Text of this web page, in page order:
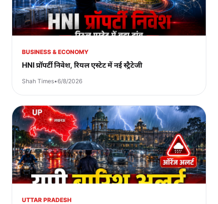
BUSINESS & ECONOMY
HNI प्रॉपर्टी निवेश, रियल एस्टेट में नई स्ट्रैटेजी
Shah Times•6/8/2026
UTTAR PRADESH